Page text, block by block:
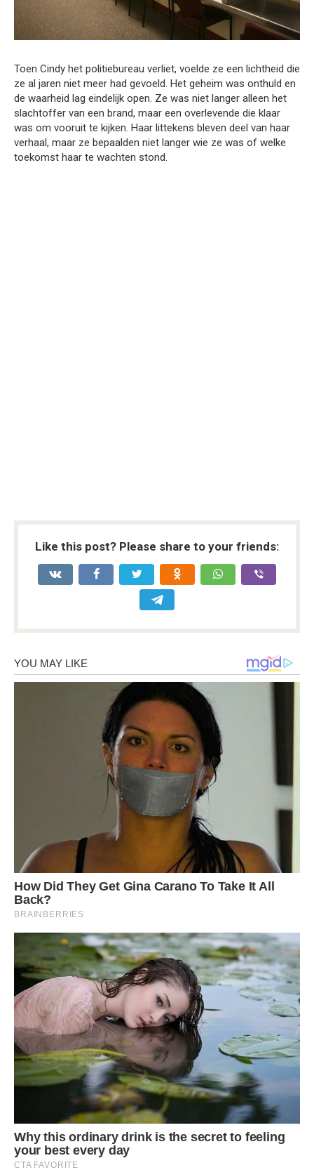
Toen Cindy het politiebureau verliet, voelde ze een lichtheid die
ze al jaren niet meer had gevoeld. Het geheim was onthuld en
de waarheid lag eindelijk open. Ze was niet langer alleen het
slachtoffer van een brand, maar een overlevende die klaar
was om vooruit te kijken. Haar littekens bleven deel van haar
verhaal, maar ze bepaalden niet langer wie ze was of welke
toekomst haar te wachten stond.
Like this post? Please share to your friends: